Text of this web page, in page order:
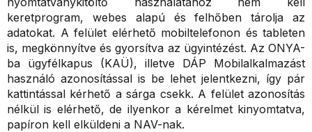
keretprogram, webes alapú és felhőben tárolja az
adatokat. A felület elérhető mobiltelefonon és tableten
is, megkönnyítve és gyorsítva az ügyintézést. Az ONYA-
ba ügyfélkapus (KAÜ), illetve DÁP Mobilalkalmazást
használó azonosítással is be lehet jelentkezni, így pár
kattintással kérhető a sárga csekk. A felület azonosítás
nélkül is elérhető, de ilyenkor a kérelmet kinyomtatva,
papíron kell elküldeni a NAV-nak.